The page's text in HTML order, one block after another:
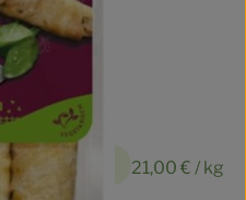
3,99 € 21,00 € / kg